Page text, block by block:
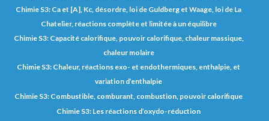
Chimie S3: Ca et [A], Kc, désordre, loi de Guldberg et Waage, loi de La
Chatelier, réactions complète et limitée à un équilibre
Chimie S3: Capacité calorifique, pouvoir calorifique, chaleur massique,
chaleur molaire
Chimie S3: Chaleur, réactions exo- et endothermiques, enthalpie, et
variation d’enthalpie
Chimie S3: Combustible, comburant, combustion, pouvoir calorifique
Chimie S3: Les réactions d’oxydo-réduction